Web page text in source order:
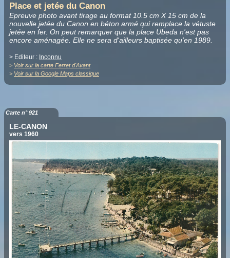
Place et jetée du Canon
Epreuve photo avant tirage au format 10.5 cm X 15 cm de la
nouvelle jetée du Canon en béton armé qui remplace la vétuste
jetée en fer. On peut remarquer que la place Ubeda n'est pas
encore aménagée. Elle ne sera d'ailleurs baptisée qu'en 1989.
> Editeur : Inconnu
> Voir sur la carte Ferret d'Avant
> Voir sur la Google Maps classique
Carte n° 921
LE-CANON
vers 1960